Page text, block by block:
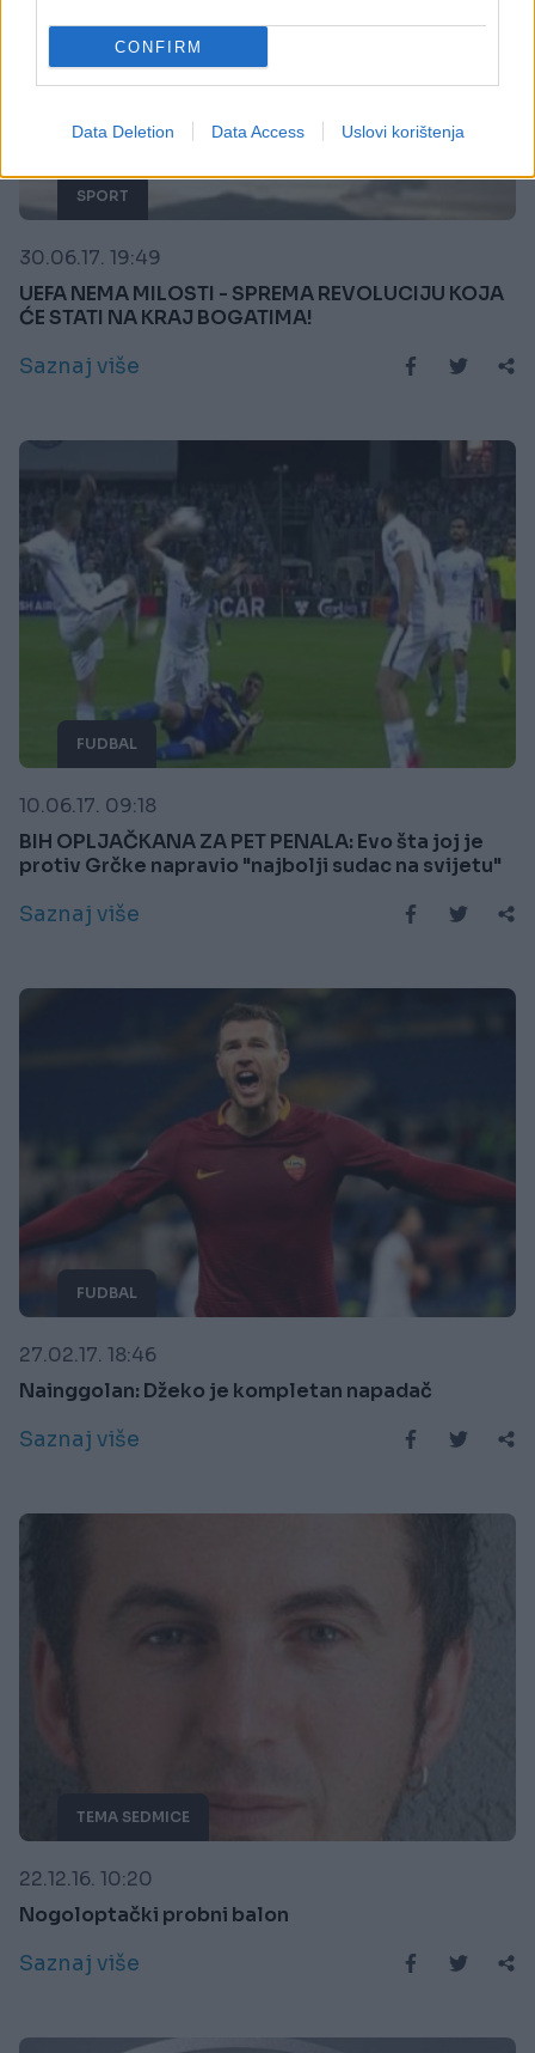
CONFIRM
Data Deletion Data Access Uslovi korištenja
SPORT
30.06.17. 19:49
UEFA NEMA MILOSTI - SPREMA REVOLUCIJU KOJA
ĆE STATI NA KRAJ BOGATIMA!
Saznaj više
FUDBAL
10.06.17. 09:18
BIH OPLJAČKANA ZA PET PENALA: Evo šta joj je
protiv Grčke napravio "najbolji sudac na svijetu"
Saznaj više
FUDBAL
27.02.17. 18:46
Nainggolan: Džeko je kompletan napadač
Saznaj više
TEMA SEDMICE
22.12.16. 10:20
Nogoloptački probni balon
Saznaj više